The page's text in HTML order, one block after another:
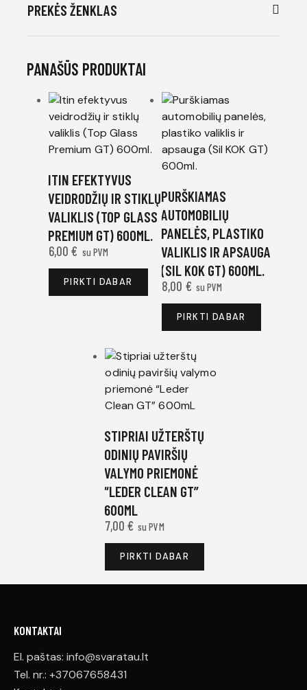
PREKĖS ŽENKLAS
PANAŠŪS PRODUKTAI
ITIN EFEKTYVUS
VEIDRODŽIŲ IR STIKLŲ
VALIKLIS (TOP GLASS
PREMIUM GT) 600ML.
6,00€ su PVM
PIRKTI DABAR
PURŠKIAMAS
AUTOMOBILIŲ
PANELĖS, PLASTIKO
VALIKLIS IR APSAUGA
(SIL KOK GT) 600ML.
8,00 € su PVM
PIRKTI DABAR
STIPRIAI UŽTERŠTŲ
ODINIŲ PAVIRŠIŲ
VALYMO PRIEMONĖ
“LEDER CLEAN GT”
600ML
7,00 € su PVM
PIRKTI DABAR
KONTAKTAI
El. paštas: info@svaratau.lt
Tel. nr.: +37067658431